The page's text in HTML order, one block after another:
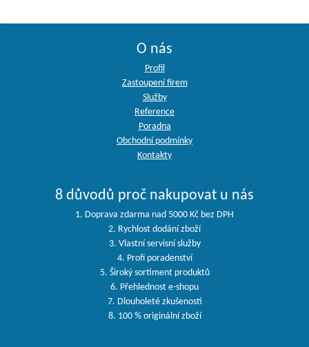
O nás
Profil
Zastoupení firem
Služby
Reference
Poradna
Obchodní podmínky
Kontakty
8 důvodů proč nakupovat u nás
1. Doprava zdarma nad 5000 Kč bez DPH
2. Rychlost dodání zboží
3. Vlastní servisní služby
4. Profi poradenství
5. Široký sortiment produktů
6. Přehlednost e-shopu
7. Dlouholeté zkušenosti
8. 100 % originální zboží